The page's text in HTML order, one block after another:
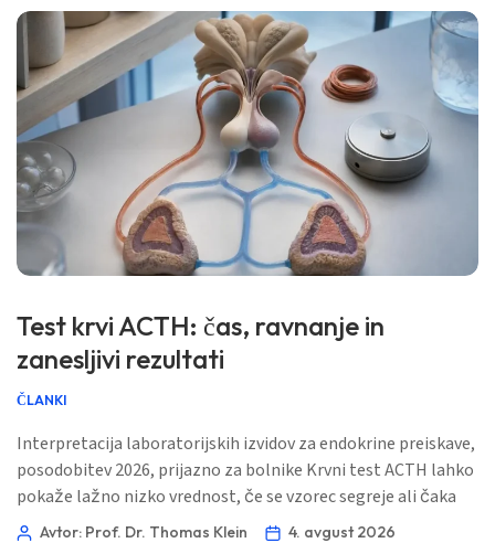
Test krvi ACTH: čas, ravnanje in
zanesljivi rezultati
ČLANKI
Interpretacija laboratorijskih izvidov za endokrine preiskave,
posodobitev 2026, prijazno za bolnike Krvni test ACTH lahko
pokaže lažno nizko vrednost, če se vzorec segreje ali čaka
predolgo, in lahko pokaže fiziološko visoko vrednost po
Avtor: Prof. Dr. Thomas Klein
4. avgust 2026